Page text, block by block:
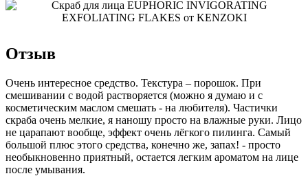
Отзыв
Очень интересное средство. Текстура – порошок. При
смешивании с водой растворяется (можно я думаю и с
косметическим маслом смешать - на любителя). Частички
скраба очень мелкие, я наношу просто на влажные руки. Лицо
не царапают вообще, эффект очень лёгкого пилинга. Самый
большой плюс этого средства, конечно же, запах! - просто
необыкновенно приятный, остается легким ароматом на лице
после умывания.